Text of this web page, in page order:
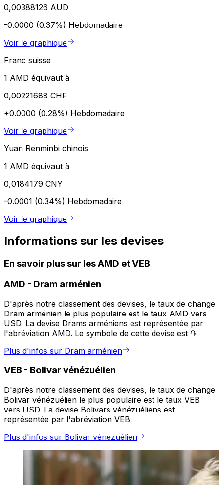
0,00388126 AUD
-0.0000 (0.37%) Hebdomadaire
Voir le graphique
Franc suisse
1 AMD équivaut à
0,00221688 CHF
+0.0000 (0.28%) Hebdomadaire
Voir le graphique
Yuan Renminbi chinois
1 AMD équivaut à
0,0184179 CNY
-0.0001 (0.34%) Hebdomadaire
Voir le graphique
Informations sur les devises
En savoir plus sur les AMD et VEB
AMD - Dram arménien
D'après notre classement des devises, le taux de change
Dram arménien le plus populaire est le taux AMD vers
USD. La devise Drams arméniens est représentée par
l'abréviation AMD. Le symbole de cette devise est ֏.
Plus d'infos sur Dram arménien
VEB - Bolivar vénézuélien
D'après notre classement des devises, le taux de change
Bolivar vénézuélien le plus populaire est le taux VEB
vers USD. La devise Bolivars vénézuéliens est
représentée par l'abréviation VEB.
Plus d'infos sur Bolivar vénézuélien